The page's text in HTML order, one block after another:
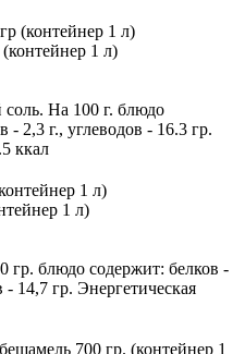
1 л)
соль. На 100 г. блюдо
2,3 г., углеводов - 16.3 гр.
ккал
1 л)
гр. блюдо содержит: белков -
14,7 гр. Энергетическая